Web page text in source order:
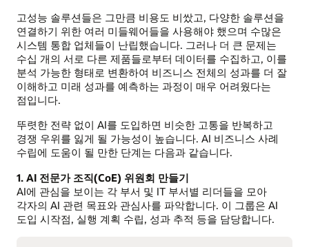
고성능 솔루션들은 그만큼 비용도 비쌌고, 다양한 솔루션을
연결하기 위한 여러 미들웨어들을 사용해야 했으며 수많은
시스템 통합 업체들이 난립했습니다. 그러나 더 큰 문제는
수십 개의 서로 다른 제품들로부터 데이터를 수집하고, 이를
분석 가능한 형태로 변환하여 비즈니스 전체의 성과를 더 잘
이해하고 미래 성과를 예측하는 과정이 매우 어려웠다는
점입니다.
뚜렷한 전략 없이 AI를 도입하면 비슷한 고통을 반복하고
경쟁 우위를 잃게 될 가능성이 높습니다. AI 비즈니스 사례
수립에 도움이 될 만한 단계는 다음과 같습니다.
1. AI 전문가 조직(CoE) 위원회 만들기
AI에 관심을 보이는 각 부서 및 IT 부서별 리더들을 모아
각자의 AI 관련 목표와 관심사를 파악합니다. 이 그룹은 AI
도입 시작점, 실행 계획 수립, 성과 추적 등을 담당합니다.